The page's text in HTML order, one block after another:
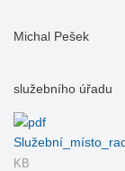
Michal Pešek
služebního úřadu
KB